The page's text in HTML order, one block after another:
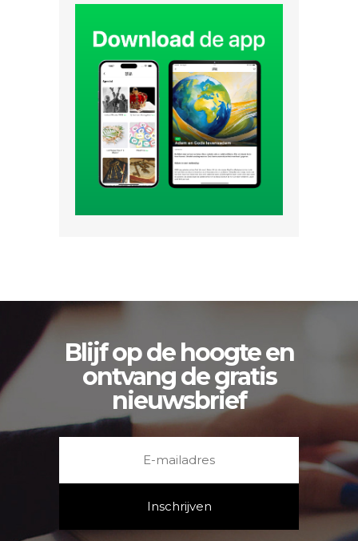
Blijf op de hoogte en
ontvang de gratis
nieuwsbrief